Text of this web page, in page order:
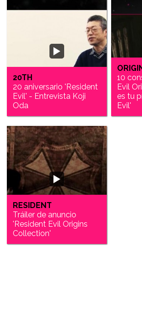
20TH
20 aniversario 'Resident
Evil' - Entrevista Koji
Oda
10
Evil
es tu
Evil'
RESIDENT
Tráiler de anuncio
'Resident Evil Origins
Collection'